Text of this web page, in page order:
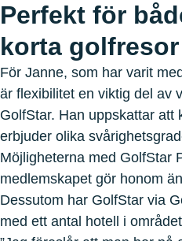
Perfekt för
korta golfresor
För Janne, som har varit
är flexibilitet en viktig del av
GolfStar. Han uppskattar att
erbjuder olika
Möjligheterna med GolfStar
medlemskapet gör honom
Dessutom har GolfStar via
med ett antal hotell i